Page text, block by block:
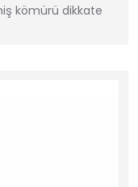
kömürü dikkate